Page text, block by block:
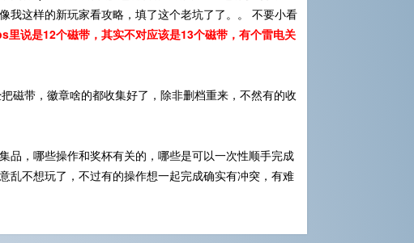
我这样的新玩家看攻略，填了这个老坑了了。。 不要小看
里说是12个磁带，其实不对应该是13个磁带，有个雷电关
磁带，徽章啥的都收集好了，除非删档重来，不然有的收
品，哪些操作和奖杯有关的，哪些是可以一次性顺手完成
乱不想玩了，不过有的操作想一起完成确实有冲突，有难